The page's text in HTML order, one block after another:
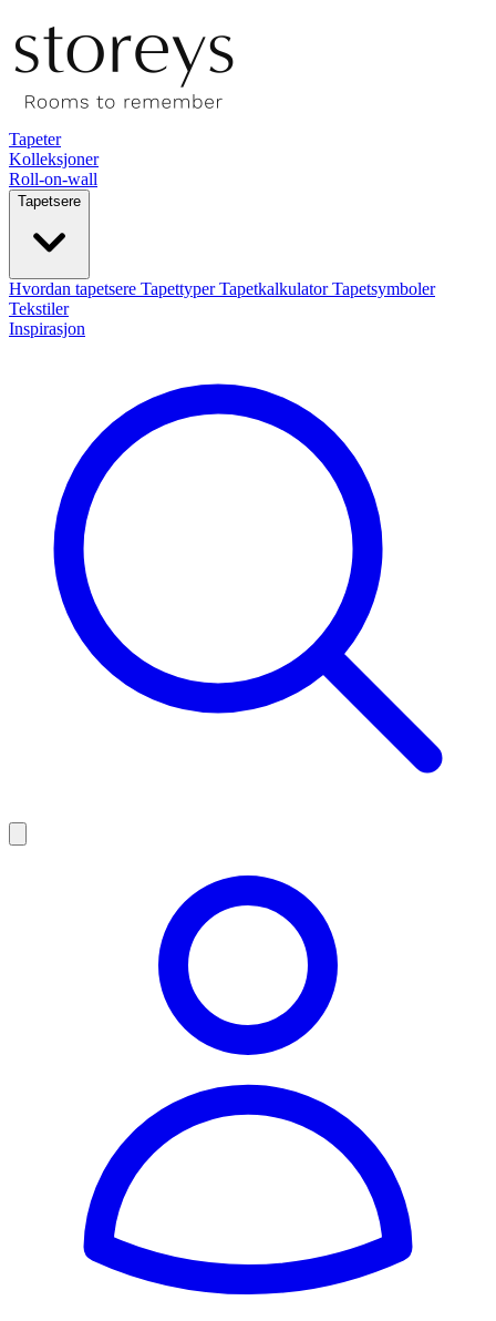
Tapeter
Kolleksjoner
Roll-on-wall
Tapetsere
Hvordan tapetsere TapettyperTapetkalkulatorTapetsymboler
Tekstiler
Inspirasjon